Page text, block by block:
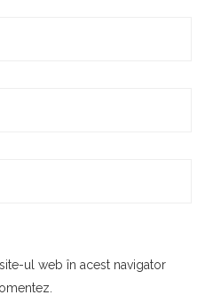
ul web în acest navigator